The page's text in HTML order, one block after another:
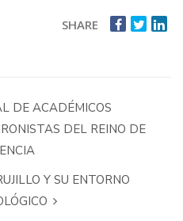
SHARE
DE ACADÉMICOS
DEL REINO DE
Y SU ENTORNO